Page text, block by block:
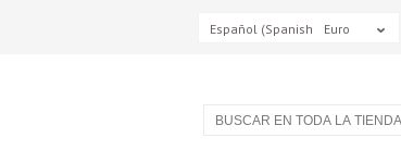
Español (Spanish) Euro